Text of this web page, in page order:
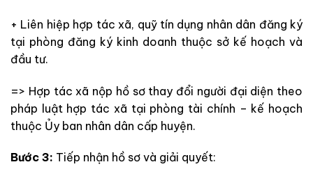
+ Liên hiệp hợp tác xã, quỹ tín dụng nhân dân đăng ký
tại phòng đăng ký kinh doanh thuộc sở kế hoạch và
đầu tư.
=> Hợp tác xã nộp hồ sơ thay đổi người đại diện theo
pháp luật hợp tác xã tại phòng tài chính – kế hoạch
thuộc Ủy ban nhân dân cấp huyện.
Bước 3: Tiếp nhận hồ sơ và giải quyết: